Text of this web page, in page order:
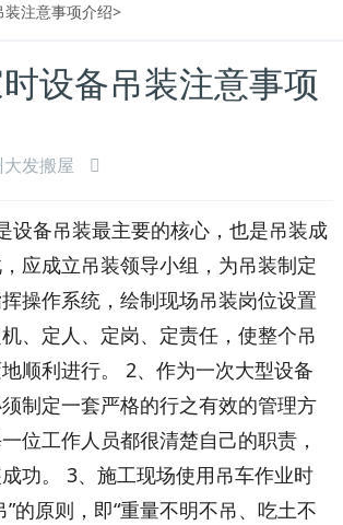
注意事项介绍>
设备吊装注意事项
大发搬屋
设备吊装最主要的核心，也是吊装成
应成立吊装领导小组，为吊装制定
操作系统，绘制现场吊装岗位设置
、定人、定岗、定责任，使整个吊
顺利进行。 2、作为一次大型设备
制定一套严格的行之有效的管理方
位工作人员都很清楚自己的职责，
功。 3、施工现场使用吊车作业时
”的原则，即“重量不明不吊、吃土不